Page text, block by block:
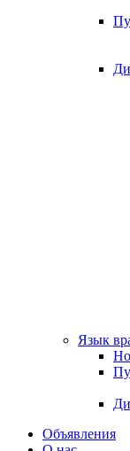
Язык
Объявления